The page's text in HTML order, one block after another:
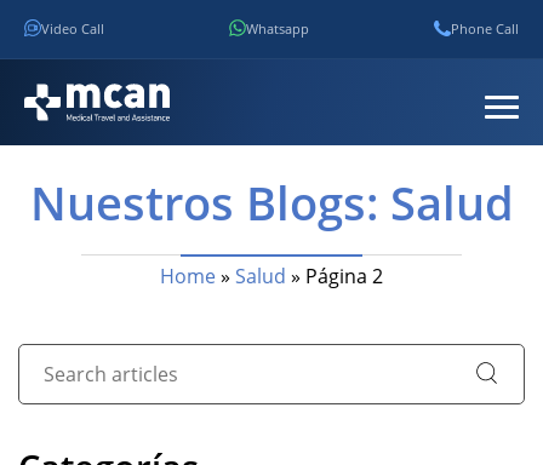
Video Call Whatsapp Phone Call
Nuestros Blogs: Salud
Home» Salud » Página 2